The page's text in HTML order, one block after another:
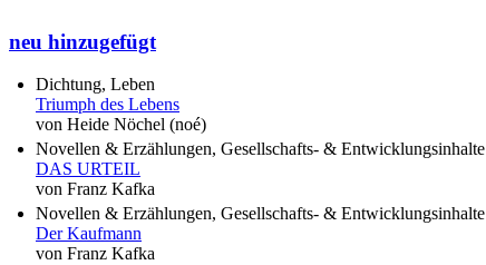
neu hinzugefügt
Dichtung, Leben
Triumph des Lebens
von Heide Nöchel (noé)
Novellen & Erzählungen, Gesellschafts- & Entwicklungsinhalte
DAS URTEIL
von Franz Kafka
Novellen & Erzählungen, Gesellschafts- & Entwicklungsinhalte
Der Kaufmann
von Franz Kafka